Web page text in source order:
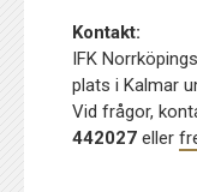
Kontakt:
IFK
plats i Kalmar
Vid frågor,
442027 eller